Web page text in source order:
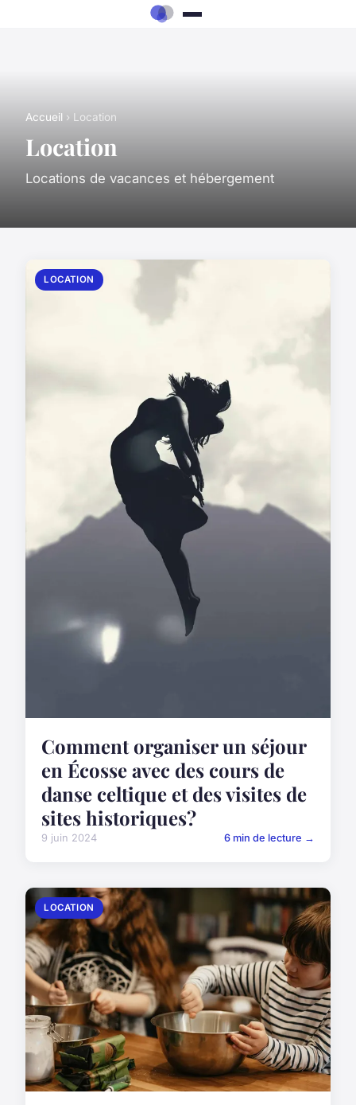
Accueil › Location
Location
Locations de vacances et hébergement
LOCATION
Comment organiser un séjour
en Écosse avec des cours de
danse celtique et des visites de
sites historiques?
9 juin 2024 6 min de lecture →
LOCATION